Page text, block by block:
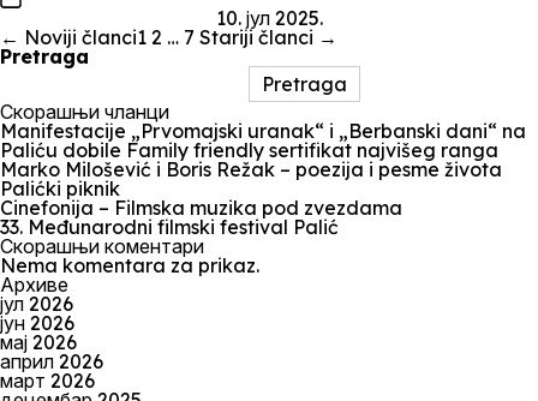
članka
10. јул 2025.
Paginacija
članaka
← Noviji članci1 2 … 7 Stariji članci →
Pretraga
Pretraga
Скорашњи чланци
Manifestacije „Prvomajski uranak“ i „Berbanski dani“ na
Paliću dobile Family friendly sertifikat najvišeg ranga
Marko Milošević i Boris Režak – poezija i pesme života
Palićki piknik
Cinefonija – Filmska muzika pod zvezdama
33. Međunarodni filmski festival Palić
Скорашњи коментари
Nema komentara za prikaz.
Архиве
јул 2026
јун 2026
мај 2026
април 2026
март 2026